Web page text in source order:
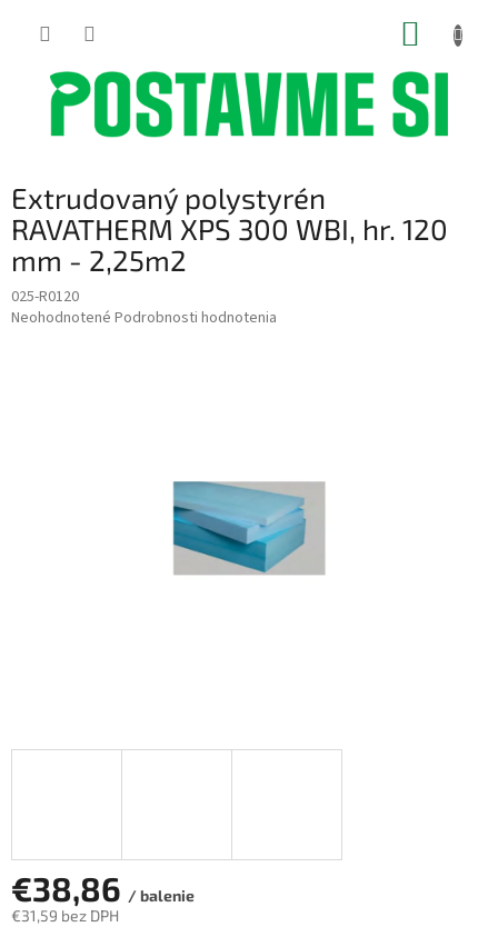
Extrudovaný polystyrén
RAVATHERM XPS 300 WBI, hr. 120
mm - 2,25m2
025-R0120
Priemerné
Neohodnotené Podrobnosti hodnotenia
€38,86 / balenie
€31,59 bez DPH